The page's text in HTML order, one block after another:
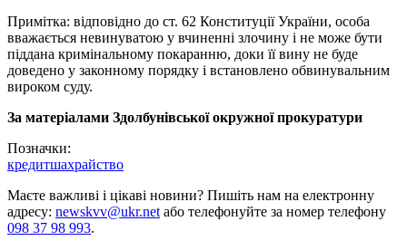
Примітка: відповідно до ст. 62 Конституції України, особа
вважається невинуватою у вчиненні злочину і не може бути
піддана кримінальному покаранню, доки її вину не буде
доведено у законному порядку і встановлено обвинувальним
вироком суду.
За матеріалами Здолбунівської окружної прокуратури
Позначки:
кредитшахрайство
Маєте важливі і цікаві новини? Пишіть нам на електронну
адресу: newskvv@ukr.netабо телефонуйте за номер телефону
098 37 98 993.